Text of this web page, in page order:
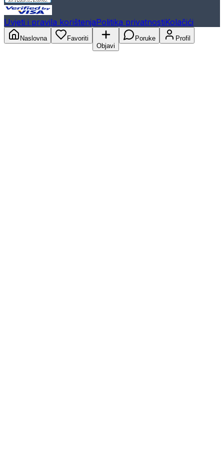
Uvjeti i pravila korištenjaPolitika privatnostiKolačići
Naslovna
Favoriti
Objavi
Poruke Profil